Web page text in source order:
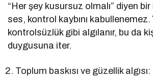
“Her şey kusursuz olmalı” diyen bir
ses, kontrol kaybını kabullenemez.
kontrolsüzlük gibi algılanır, bu da
duygusuna iter.
Toplum baskısı ve güzellik algısı: